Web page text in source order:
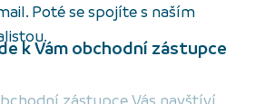
Poté se spojíte s naším
k Vám obchodní zástupce